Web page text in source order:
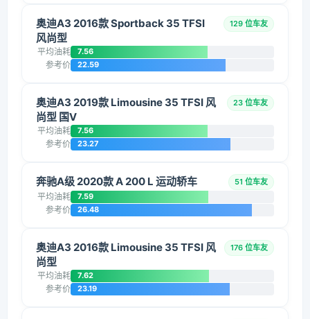
奥迪A3 2016款 Sportback 35 TFSI
风尚型
129 位车友
平均油耗 7.56
参考价 22.59
奥迪A3 2019款 Limousine 35 TFSI 风
尚型 国V
23 位车友
平均油耗 7.56
参考价 23.27
奔驰A级 2020款 A 200 L 运动轿车 51 位车友
平均油耗 7.59
参考价 26.48
奥迪A3 2016款 Limousine 35 TFSI 风
尚型
176 位车友
平均油耗 7.62
参考价 23.19